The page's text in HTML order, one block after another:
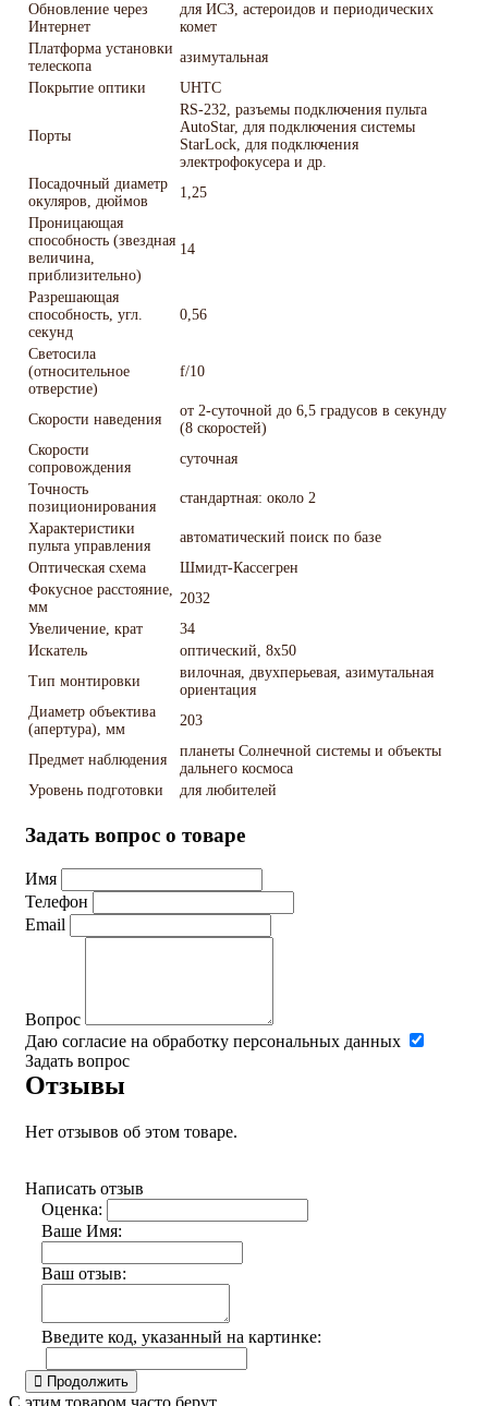
Обновление через
Интернет
для ИСЗ, астероидов и периодических
комет
Платформа установки
телескопа
азимутальная
Покрытие оптики
UHTC
Порты
RS-232, разъемы подключения пульта
AutoStar, для подключения системы
StarLock, для подключения
электрофокусера и др.
Посадочный диаметр
окуляров, дюймов
1,25
Проницающая
способность (звездная
величина,
приблизительно)
14
Разрешающая
способность, угл.
секунд
0,56
Светосила
(относительное
отверстие)
f/10
Скорости наведения
от 2-суточной до 6,5 градусов в секунду
(8 скоростей)
Скорости
сопровождения
суточная
Точность
позиционирования
стандартная: около 2
Характеристики
пульта управления
автоматический поиск по базе
Оптическая схема
Шмидт-Кассегрен
Фокусное расстояние,
мм
2032
Увеличение, крат
34
Искатель
оптический, 8x50
Тип монтировки
вилочная, двухперьевая, азимутальная
ориентация
Диаметр объектива
(апертура), мм
203
Предмет наблюдения
планеты Солнечной системы и объекты
дальнего космоса
Уровень подготовки
для любителей
Задать вопрос о товаре
Имя
Телефон
Email
Вопрос
Даю согласие на обработку персональных данных
Задать вопрос
Отзывы
Нет отзывов об этом товаре.
Написать отзыв
Оценка:
Ваше Имя:
Ваш отзыв:
Введите код, указанный на картинке:
Продолжить
С этим товаром часто берут